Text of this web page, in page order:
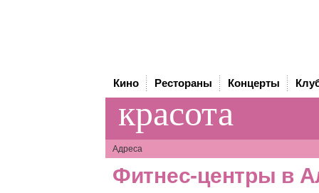
Кино Рестораны Концерты
красота
Адреса
Фитнес-центры в